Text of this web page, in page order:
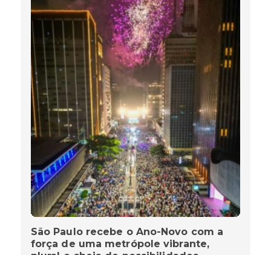
São Paulo recebe o Ano-Novo com a
força de uma metrópole vibrante,